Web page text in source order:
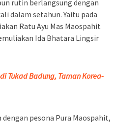
rutin berlangsung dengan
dalam setahun. Yaitu pada
Ratu Ayu Mas Maospahit
Ida Bhatara Lingsir
Tukad Badung, Taman Korea-
pesona Pura Maospahit,